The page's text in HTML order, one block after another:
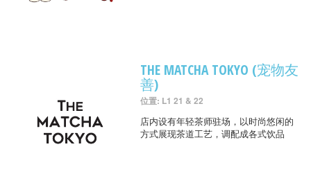
THE MATCHA TOKYO (宠物友
善)
位置: L1 21 & 22
店内设有年轻茶师驻场，以时尚悠闲的
方式展现茶道工艺，调配成各式饮品